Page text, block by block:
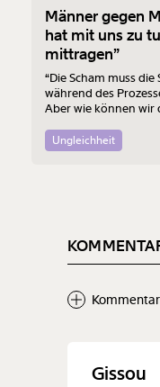
Männer gegen
hat mit uns zu
mittragen”
“Die Scham muss die
während des
Aber wie können wir
Männergewalt den
Ungleichheit
Neuen
Gissou